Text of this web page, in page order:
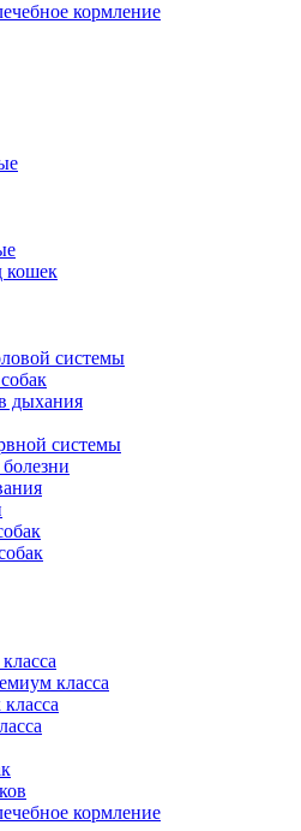
кормление
кошек
системы
дыхания
системы
класса
кормление